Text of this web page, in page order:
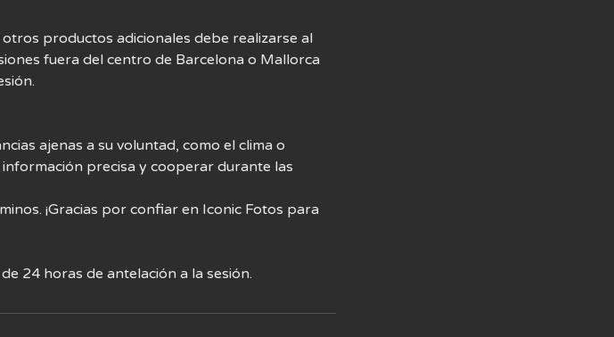
productos adicionales debe realizarse al
fuera del centro de Barcelona o Mallorca
ajenas a su voluntad, como el clima o
precisa y cooperar durante las
¡Gracias por confiar en Iconic Fotos para
24 horas de antelación a la sesión.